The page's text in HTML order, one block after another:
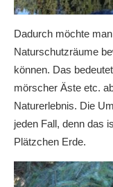
Dadurch möchte
Naturschutzräume
können. Das
mörscher Äste etc.
Naturerlebnis. Die
jeden Fall, denn das
Plätzchen Erde.